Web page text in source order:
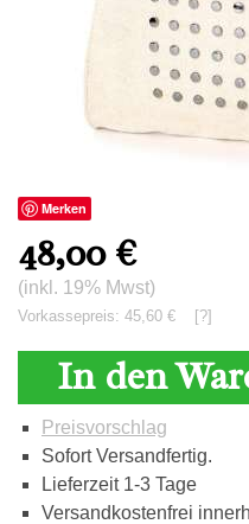
Merken
48,00 €
(inkl. 19% Mwst)
Vorkassepreis: 45,60 € [?]
In den
Preisvorschlag
Sofort Versandfertig.
Lieferzeit 1-3 Tage
Versandkostenfrei